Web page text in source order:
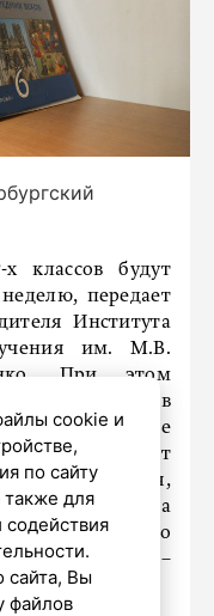
классов будут
передает
Института
им. М.В.
При этом
старших классов
года. Большее
за счет
родного края,
2025 года
края». Это
часа в год», –
cookie и
по сайту
для
содействия
сайта, Вы
файлов